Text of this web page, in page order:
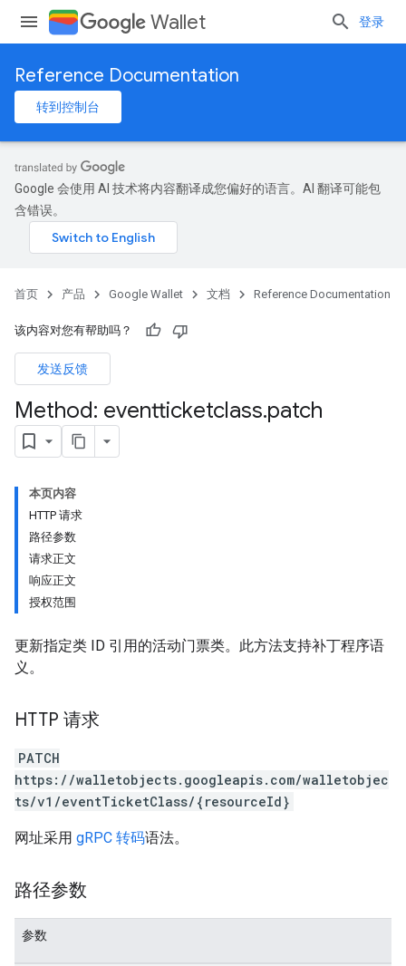
Wallet 登录
Reference Documentation
转到控制台
Google 会使用 AI 技术将内容翻译成您偏好的语言。AI 翻译可能包
含错误。
首页 产品 Google Wallet 文档 Reference Documentation
该内容对您有帮助吗？
发送反馈
Method: eventticketclass.patch
本页内容
HTTP 请求
路径参数
请求正文
响应正文
授权范围
更新指定类 ID 引用的活动门票类。此方法支持补丁程序语
义。
HTTP 请求
PATCH
https://walletobjects.googleapis.com/walletobjec
ts/v1/eventTicketClass/{resourceId}
网址采用 gRPC 转码语法。
路径参数
参数